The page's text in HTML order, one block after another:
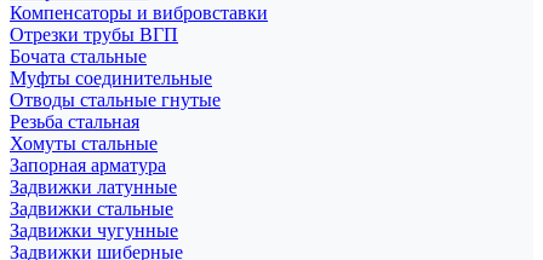
Компенсаторы и вибровставки
Отрезки трубы ВГП
Бочата стальные
Муфты соединительные
Отводы стальные гнутые
Резьба стальная
Хомуты стальные
Запорная арматура
Задвижки латунные
Задвижки стальные
Задвижки чугунные
Задвижки шиберные